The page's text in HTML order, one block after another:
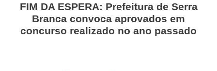
FIM DA ESPERA: Prefeitura de Serra
Branca convoca aprovados em
concurso realizado no ano passado